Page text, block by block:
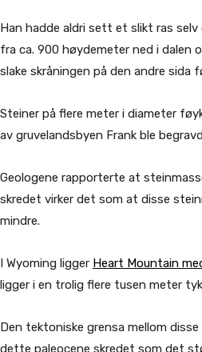
Han hadde aldri sett et slikt ras
fra ca. 900 høydemeter ned i
slake skråningen på den andre sida
Steiner på flere meter i diameter
av gruvelandsbyen Frank ble
Geologene rapporterte at
skredet virker det som at disse
mindre.
I Wyoming ligger Heart Mountain
ligger i en trolig flere tusen meter
Den tektoniske grensa mellom
dette paleocene skredet som det